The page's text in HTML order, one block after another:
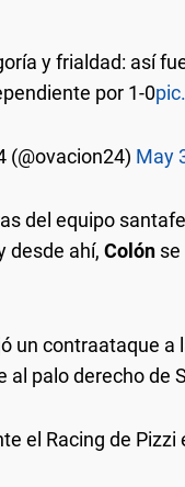
y frialdad: así
por 1-0
(@ovacion24) May
del equipo
desde ahí, Colón
un contraataque a
palo derecho de
el Racing de